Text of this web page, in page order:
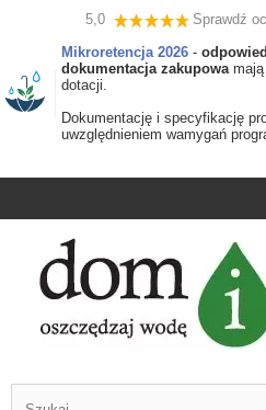
5,0
Sprawdź
Mikroretencja 2026 -
dokumentacja zakupowamają
dotacji.
Dokumentację i specyfikację
uwzględnieniem wamygań